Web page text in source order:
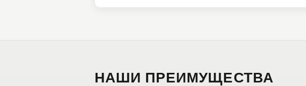
НАШИ ПРЕИМУЩЕСТВА